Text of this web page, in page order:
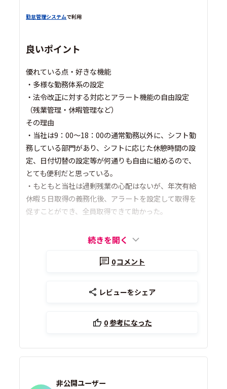
勤怠管理システムで利用
良いポイント
優れている点・好きな機能
・多様な勤務体系の設定
・法令改正に対する対応とアラート機能の自由設定
（残業管理・休暇管理など）
その理由
・当社は9：00～18：00の通常勤務以外に、シフト勤
務している部門があり、シフトに応じた休憩時間の設
定、日付切替の設定等が何通りも自由に組めるので、
とても便利だと思っている。
・もともと当社は過剰残業の心配はないが、年次有給
休暇５日取得の義務化後、アラートを設定して取得を
促すことができ、全員取得できて助かった。
続きを開く
0コメント
レビューをシェア
0参考になった
非公開ユーザー